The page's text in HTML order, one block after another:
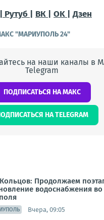
Рутуб | ВК | OK | Дзен
"МАРИУПОЛЬ 24"
на наши каналы в
Telegram
ПОДПИСАТЬСЯ НА МАКС
НА TELEGRAM
Продолжаем
водоснабжения
Вчера, 09:05